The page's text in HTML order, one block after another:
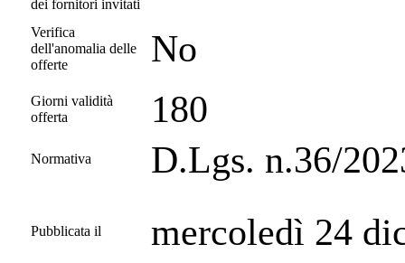
dei fornitori invitati
Verifica
dell'anomalia delle
offerte
No
Giorni validità
offerta
180
Normativa D.Lgs. n.36/
Pubblicata il mercoledì 24